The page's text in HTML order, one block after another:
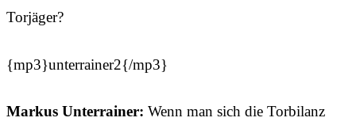
Torjäger?
{mp3}unterrainer2{/mp3}
Markus Unterrainer: Wenn man sich die Torbilanz